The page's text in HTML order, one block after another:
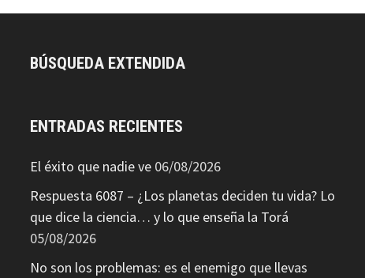
BÚSQUEDA EXTENDIDA
ENTRADAS RECIENTES
El éxito que nadie ve 06/08/2026
Respuesta 6087 – ¿Los planetas deciden tu vida? Lo
que dice la ciencia… y lo que enseña la Torá
05/08/2026
No son los problemas: es el enemigo que llevas